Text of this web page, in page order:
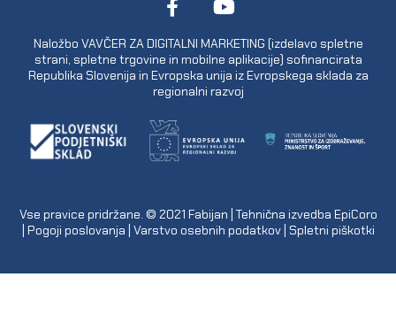
Naložbo VAVČER ZA DIGITALNI MARKETING (izdelavo spletne
strani, spletne trgovine in mobilne aplikacije) sofinancirata
Republika Slovenija in Evropska unija iz Evropskega sklada za
regionalni razvoj
Vse pravice pridržane. © 2021 Fabijan | Tehnična izvedba EpiCoro
Pogoji poslovanja Varstvo osebnih podatkov| Spletni piškotki